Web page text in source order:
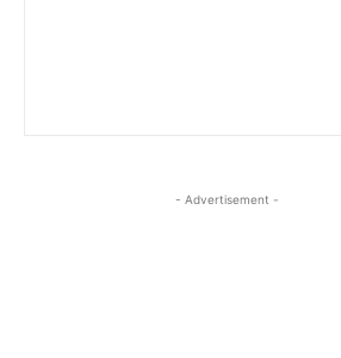
- Advertisement -